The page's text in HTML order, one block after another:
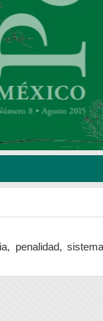
penalidad, sistema